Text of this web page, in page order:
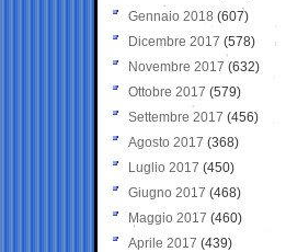
Gennaio 2018 (607)
Dicembre 2017 (578)
Novembre 2017 (632)
Ottobre 2017 (579)
Settembre 2017 (456)
Agosto 2017 (368)
Luglio 2017 (450)
Giugno 2017 (468)
Maggio 2017 (460)
Aprile 2017 (439)